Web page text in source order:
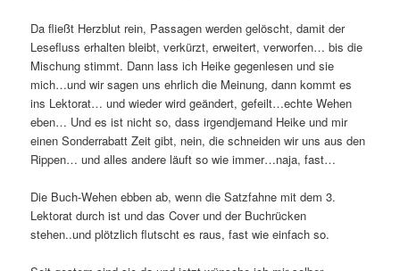
Da fließt Herzblut rein, Passagen werden gelöscht, damit der
Lesefluss erhalten bleibt, verkürzt, erweitert, verworfen… bis die
Mischung stimmt. Dann lass ich Heike gegenlesen und sie
mich…und wir sagen uns ehrlich die Meinung, dann kommt es
ins Lektorat… und wieder wird geändert, gefeilt…echte Wehen
eben… Und es ist nicht so, dass irgendjemand Heike und mir
einen Sonderrabatt Zeit gibt, nein, die schneiden wir uns aus den
Rippen… und alles andere läuft so wie immer…naja, fast…
Die Buch-Wehen ebben ab, wenn die Satzfahne mit dem 3.
Lektorat durch ist und das Cover und der Buchrücken
stehen..und plötzlich flutscht es raus, fast wie einfach so.